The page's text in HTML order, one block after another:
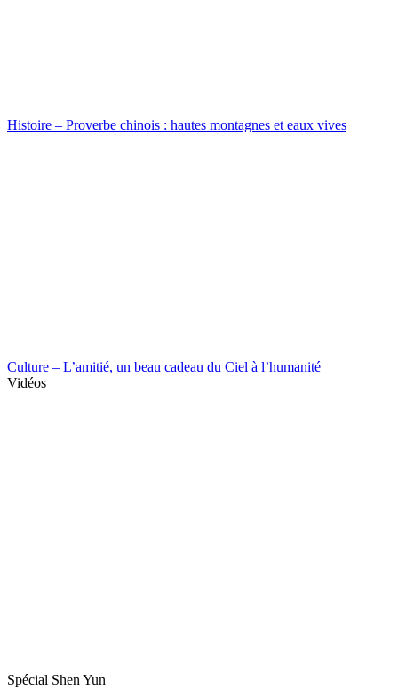
Histoire – Proverbe chinois : hautes montagnes et eaux vives
Culture – L’amitié, un beau cadeau du Ciel à l’humanité
Vidéos
Spécial Shen Yun